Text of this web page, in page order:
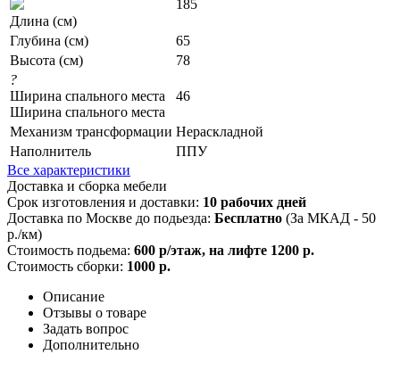
Длина (см)
185
Глубина (см)
65
Высота (см)
78
?
Ширина спального места
Ширина спального места
46
Механизм трансформации Нераскладной
Наполнитель
ППУ
Все характеристики
Доставка и сборка мебели
Срок изготовления и доставки: 10 рабочих дней
Доставка по Москве до подьезда: Бесплатно (За МКАД - 50
р./км)
Стоимость подьема: 600 р/этаж, на лифте 1200 р.
Стоимость сборки: 1000 р.
Описание
Отзывы о товаре
Задать вопрос
Дополнительно